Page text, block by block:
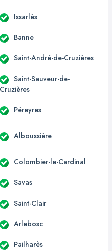
Issarlès
Banne
Saint-André-de-Cruzières
Saint-Sauveur-de-
Cruzières
Péreyres
Alboussière
Colombier-le-Cardinal
Savas
Saint-Clair
Arlebosc
Pailharès